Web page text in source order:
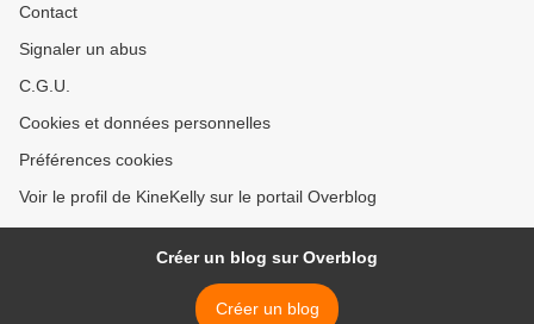
Contact
Signaler un abus
C.G.U.
Cookies et données personnelles
Préférences cookies
Voir le profil de KineKelly sur le portail Overblog
Créer un blog sur Overblog
Créer un blog